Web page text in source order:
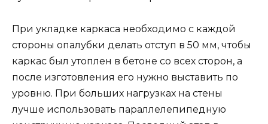
При укладке каркаса необходимо с каждой
стороны опалубки делать отступ в 50 мм, чтобы
каркас был утоплен в бетоне со всех сторон, а
после изготовления его нужно выставить по
уровню. При больших нагрузках на стены
лучше использовать параллелепипедную